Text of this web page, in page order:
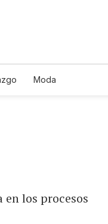
Moda
los procesos